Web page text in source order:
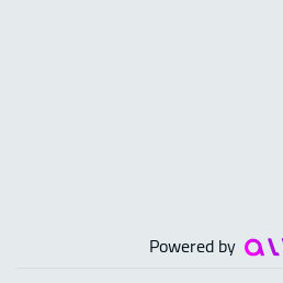
Powered by